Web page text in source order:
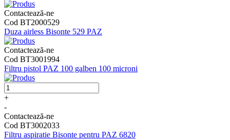
Contactează-ne
Cod BT2000529
Duza airless Bisonte 529 PAZ
Contactează-ne
Cod BT3001994
Filtru pistol PAZ 100 galben 100 microni
+
-
Contactează-ne
Cod BT3002033
Filtru aspiratie Bisonte pentru PAZ 6820